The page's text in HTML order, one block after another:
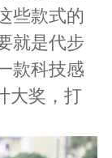
些款式的
就是代步
款科技感
大奖，打